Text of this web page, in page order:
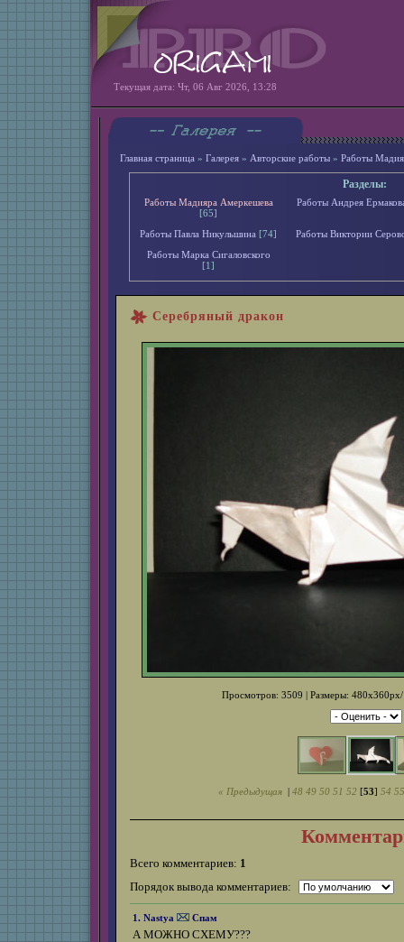
Текущая дата: Чт, 06 Авг 2026, 13:28
Главная страница » Галерея » Авторские работы » Работы
Разделы:
Работы Мадияра Амеркешева
[65]
Работы Андрея
Работы Павла Никульшина [74]
Работы Виктории
Работы Марка Сигаловского
[1]
Серебряный дракон
Просмотров: 3509 | Размеры:
« Предыдущая 48 49 50 51 52 [53] 54 55
Всего комментариев: 1
Порядок вывода комментариев:
1. Nastya Спам
А МОЖНО СХЕМУ???